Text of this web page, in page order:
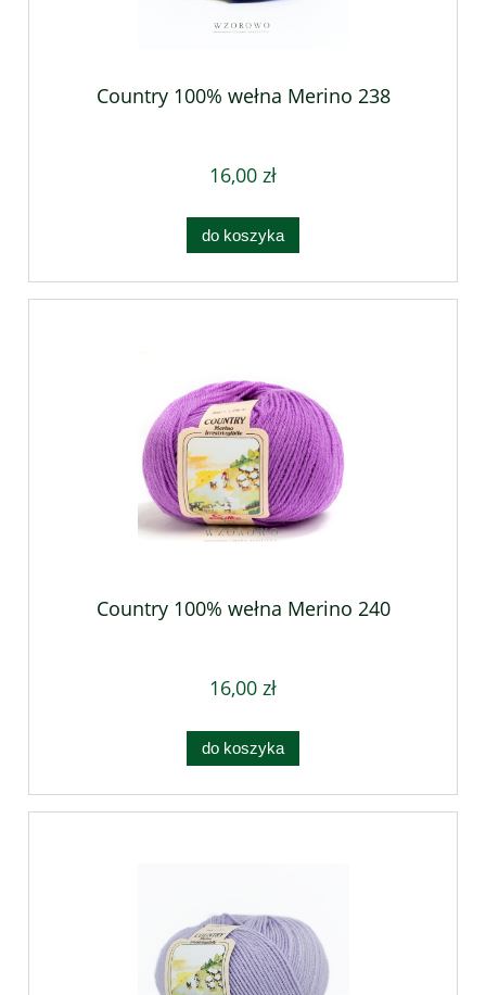
Country 100% wełna Merino 238
16,00 zł
do koszyka
Country 100% wełna Merino 240
16,00 zł
do koszyka